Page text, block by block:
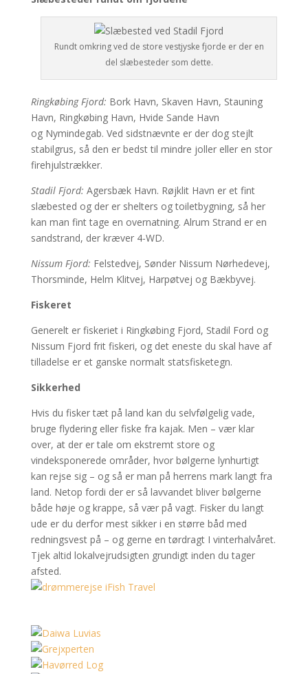
Rundt omkring ved de store vestjyske fjorde er der en
del slæbesteder som dette.
Ringkøbing Fjord: Bork Havn, Skaven Havn, Stauning
Havn, Ringkøbing Havn, Hvide Sande Havn
og Nymindegab. Ved sidstnævnte er der dog stejlt
stabilgrus, så den er bedst til mindre joller eller en stor
firehjulstrækker.
Stadil Fjord: Agersbæk Havn. Røjklit Havn er et fint
slæbested og der er shelters og toiletbygning, så her
kan man fint tage en overnatning. Alrum Strand er en
sandstrand, der kræver 4-WD.
Nissum Fjord: Felstedvej, Sønder Nissum Nørhedevej,
Thorsminde, Helm Klitvej, Harpøtvej og Bækbyvej.
Fiskeret
Generelt er fiskeriet i Ringkøbing Fjord, Stadil Ford og
Nissum Fjord frit fiskeri, og det eneste du skal have af
tilladelse er et ganske normalt statsfisketegn.
Sikkerhed
Hvis du fisker tæt på land kan du selvfølgelig vade,
bruge flydering eller fiske fra kajak. Men – vær klar
over, at der er tale om ekstremt store og
vindeksponerede områder, hvor bølgerne lynhurtigt
kan rejse sig – og så er man på herrens mark langt fra
land. Netop fordi der er så lavvandet bliver bølgerne
både høje og krappe, så vær på vagt. Fisker du langt
ude er du derfor mest sikker i en større båd med
redningsvest på – og gerne en tørdragt I vinterhalvåret.
Tjek altid lokalvejrudsigten grundigt inden du tager
afsted.